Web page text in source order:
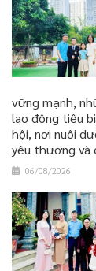
vững mạnh,
lao động tiêu
hội, nơi nuôi
yêu thương và
06/08/2026